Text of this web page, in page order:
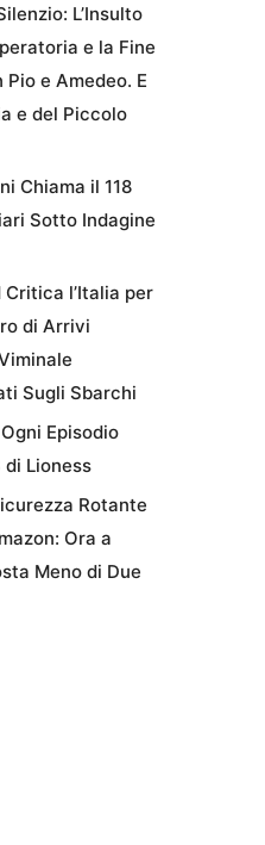
L’Insulto
e la Fine
Pio e Amedeo. E
e del Piccolo
Chiama il 118
Sotto Indagine
l’Italia per
di Arrivi
Sugli Sbarchi
Episodio
Lioness
Rotante
Ora a
Meno di Due